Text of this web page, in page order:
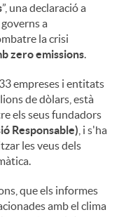
”, una declaració a
a
la crisi
zero emissions.
empreses i entitats
de dòlars, està
els seus fundadors
Responsable) , i s'ha
les veus dels
que els informes
amb el clima